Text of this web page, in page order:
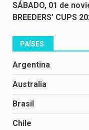
SÁBADO, 01 de
BREEDERS’ CUPS
PAÍSES:
Argentina
Australia
Brasil
Chile